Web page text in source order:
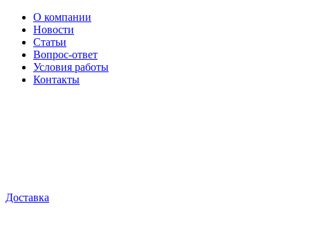
О компании
Новости
Статьи
Вопрос-ответ
Условия работы
Контакты
Доставка